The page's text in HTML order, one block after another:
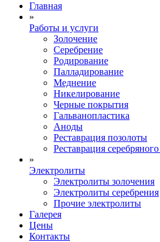
Главная
»
Работы и услуги
Золочение
Серебрение
Родирование
Палладирование
Меднение
Никелирование
Черные покрытия
Гальванопластика
Аноды
Реставрация позолоты
Реставрация
»
Электролиты
Электролиты золочения
Электролиты серебрения
Прочие электролиты
Галерея
Цены
Контакты